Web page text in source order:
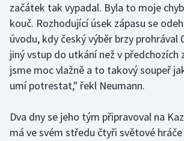
Golf
Gymnastika
Házená
Judo
začátek tak vypadal. Byla to moje
kouč. Rozhodující úsek zápasu se
úvodu, kdy český výběr brzy prohrával
jiný vstup do utkání než v předchozích
jsme moc vlažně a to takový soupeř
umí potrestat," řekl Neumann.
Dva dny se jeho tým připravoval na
má ve svém středu čtyři světové